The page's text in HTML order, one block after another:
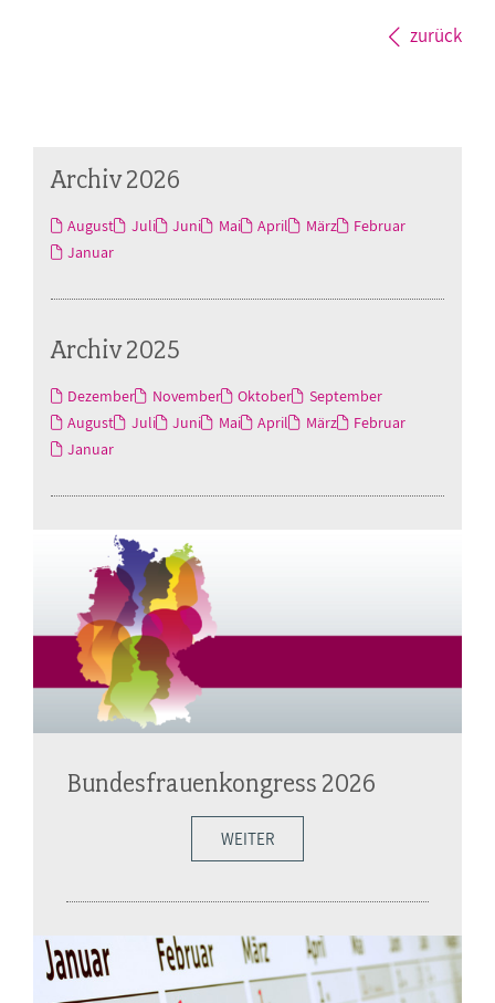
zurück
Archiv 2026
August Juli Juni Mai April März
Februar
Januar
Archiv 2025
Dezember November Oktober
September
August
Juli Juni Mai April März
Februar
Januar
Bundesfrauenkongress 2026
WEITER